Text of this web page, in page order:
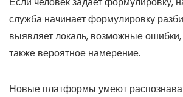
служба начинает формулировку
выявляет локаль, возможные
также вероятное намерение.
Новые платформы умеют